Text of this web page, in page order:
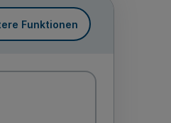
Funktionen